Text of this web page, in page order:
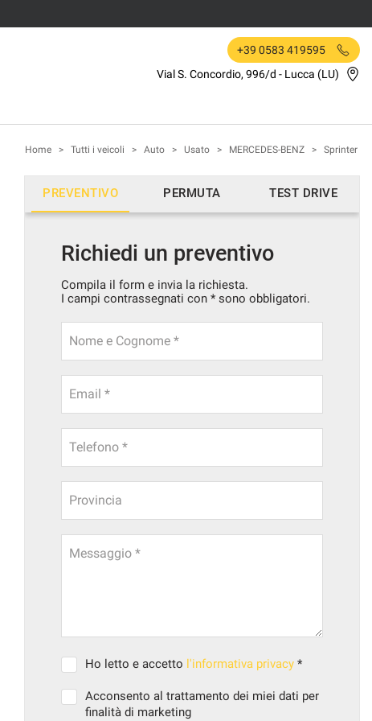
+39 0583 419595
Vial S. Concordio, 996/d - Lucca (LU)
Home > Tutti i veicoli > Auto > Usato > MERCEDES-BENZ > Sprinter
PREVENTIVO PERMUTA TEST DRIVE
Richiedi un preventivo
Compila il form e invia la richiesta.
I campi contrassegnati con * sono obbligatori.
Nome e Cognome *
Email *
Telefono *
Provincia
Messaggio *
Ho letto e accetto l'informativa privacy *
Acconsento al trattamento dei miei dati per
finalità di marketing